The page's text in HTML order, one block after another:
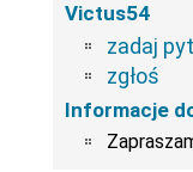
Victus54
zadaj
zgłoś
Informacje